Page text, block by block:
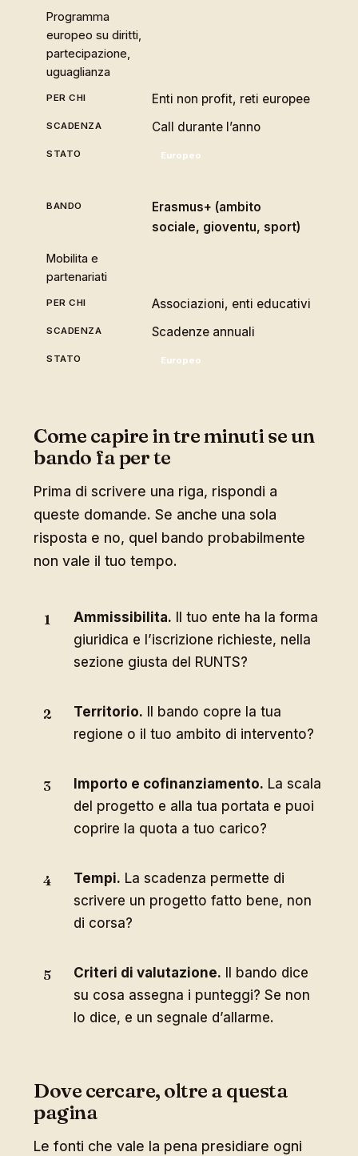
Programma
europeo su diritti,
partecipazione,
uguaglianza
Enti non profit, reti europee
Call durante l’anno
Europeo
Erasmus+ (ambito
sociale, gioventu, sport)
Mobilita e
partenariati
Associazioni, enti educativi
Scadenze annuali
Europeo
Come capire in tre minuti se un
bando fa per te
Prima di scrivere una riga, rispondi a
queste domande. Se anche una sola
risposta e no, quel bando probabilmente
non vale il tuo tempo.
Ammissibilita. Il tuo ente ha la forma
giuridica e l’iscrizione richieste, nella
sezione giusta del RUNTS?
Territorio. Il bando copre la tua
regione o il tuo ambito di intervento?
Importo e cofinanziamento. La scala
del progetto e alla tua portata e puoi
coprire la quota a tuo carico?
Tempi. La scadenza permette di
scrivere un progetto fatto bene, non
di corsa?
Criteri di valutazione. Il bando dice
su cosa assegna i punteggi? Se non
lo dice, e un segnale d’allarme.
Dove cercare, oltre a questa
pagina
Le fonti che vale la pena presidiare ogni